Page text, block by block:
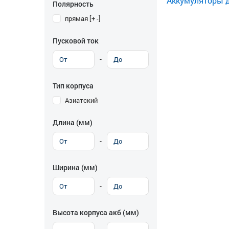
Полярность
прямая [+ -]
Пусковой ток
-
Тип корпуса
Азиатский
Длина (мм)
-
Ширина (мм)
-
Высота корпуса акб (мм)